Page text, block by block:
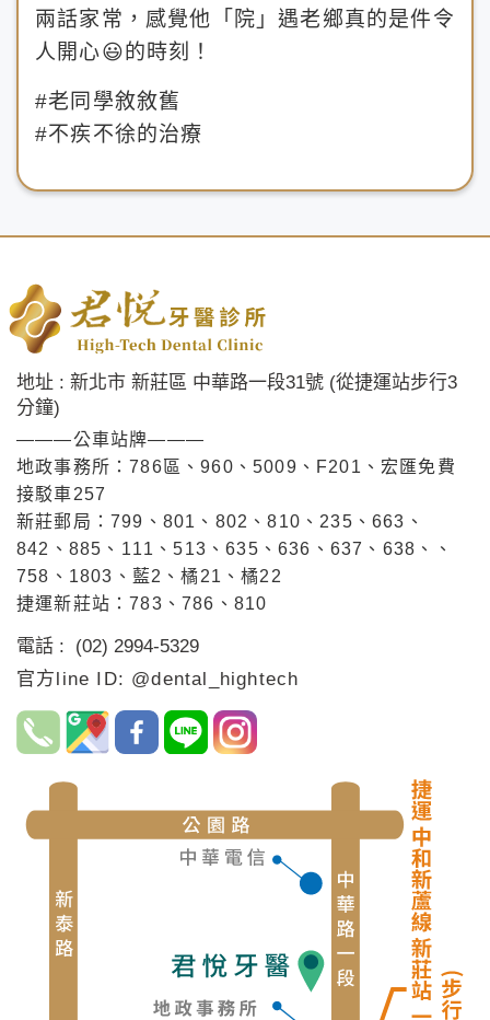
兩話家常，感覺他「院」遇老鄉真的是件令
人開心😃的時刻！
#老同學敘敘舊
#不疾不徐的治療
地址 : 新北市 新莊區 中華路一段31號 (從捷運站步行3
分鐘)
———公車站牌———
地政事務所：786區、960、5009、F201、宏匯免費
接駁車257
新莊郵局：799、801、802、810、235、663、
842、885、111、513、635、636、637、638、、
758、1803、藍2、橘21、橘22
捷運新莊站：783、786、810
電話 : (02) 2994-5329
官方line ID: @dental_hightech